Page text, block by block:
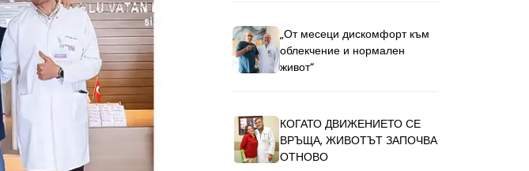
„От месеци дискомфорт към
облекчение и нормален
живот“
КОГАТО ДВИЖЕНИЕТО СЕ
ВРЪЩА, ЖИВОТЪТ ЗАПОЧВА
ОТНОВО